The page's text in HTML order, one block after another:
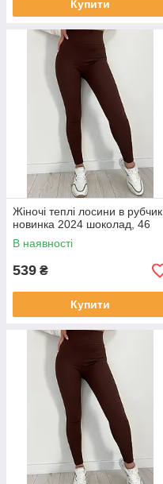
Купити
Жіночі теплі лосини в рубчик
новинка 2024 шоколад, 46
В наявності
539 ₴
Купити